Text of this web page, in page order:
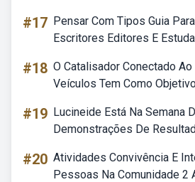
#17 Pensar Com Tipos Guia
Escritores Editores E
#18 O Catalisador Conectado
Veículos Tem Como
#19 Lucineide Está Na Semana
Demonstrações De
#20 Atividades Convivência E
Pessoas Na Comunidade 2